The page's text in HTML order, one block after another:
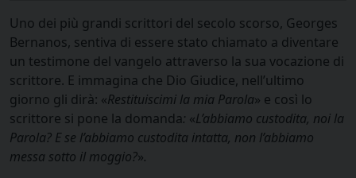
Uno dei più grandi scrittori del secolo scorso, Georges
Bernanos, sentiva di essere stato chiamato a diventare
un testimone del vangelo attraverso la sua vocazione di
scrittore. E immagina che Dio Giudice, nell’ultimo
giorno gli dirà: «Restituiscimi la mia Parola» e così lo
scrittore si pone la domanda: «L’abbiamo custodita, noi la
Parola? E se l’abbiamo custodita intatta, non l’abbiamo
messa sotto il moggio?».